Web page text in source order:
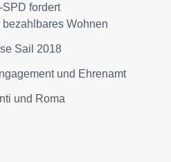
fordert
Wohnen
Sail 2018
und Ehrenamt
und Roma